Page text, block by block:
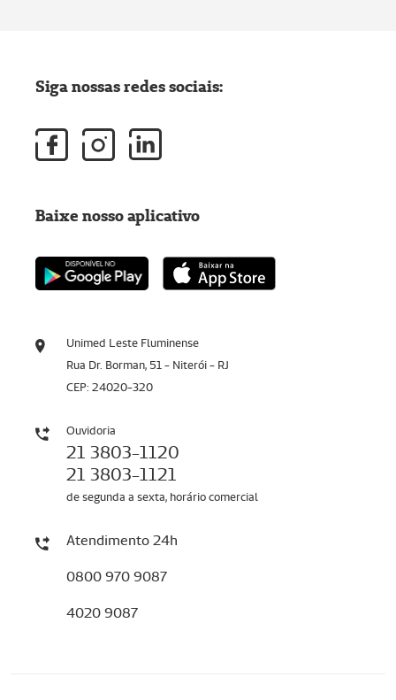
Unimed Leste Fluminense
Rua Dr. Borman, 51 - Niterói - RJ
CEP: 24020-320
Ouvidoria
21 3803-1120
21 3803-1121
de segunda a sexta, horário comercial
Atendimento 24h
0800 970 9087
4020 9087
Siga nossas redes sociais:
Baixe nosso aplicativo